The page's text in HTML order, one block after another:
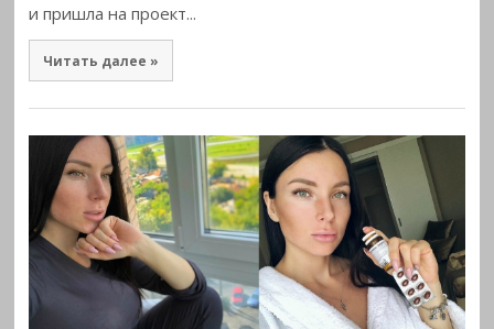
и пришла на проект...
Читать далее »